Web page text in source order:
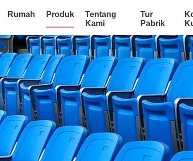
Rumah Produk
Tentang
Kami
Tur
Pabrik